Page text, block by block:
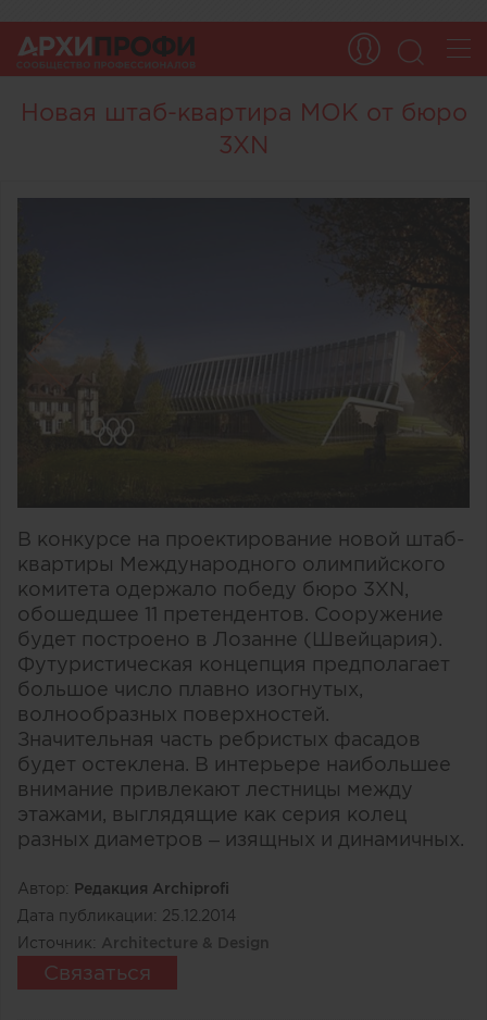
Новая штаб-квартира МОК от бюро
3XN
В конкурсе на проектирование новой штаб-
квартиры Международного олимпийского
комитета одержало победу бюро 3XN,
обошедшее 11 претендентов. Сооружение
будет построено в Лозанне (Швейцария).
Футуристическая концепция предполагает
большое число плавно изогнутых,
волнообразных поверхностей.
Значительная часть ребристых фасадов
будет остеклена. В интерьере наибольшее
внимание привлекают лестницы между
этажами, выглядящие как серия колец
разных диаметров – изящных и динамичных.
Автор: Редакция Archiprofi
Дата публикации: 25.12.2014
Источник: Architecture & Design
Связаться